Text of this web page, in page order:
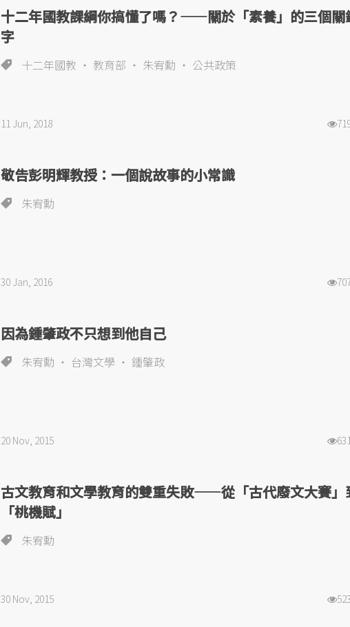
十二年國教課綱你搞懂了嗎？——關於「素養」的三個關
字
十二年國教 教育部 朱宥勳 公共政策
11 Jun, 2018
敬告彭明輝教授：一個說故事的小常識
朱宥勳
30 Jan, 2016
因為鍾肇政不只想到他自己
朱宥勳 台灣文學 鍾肇政
20 Nov, 2015
古文教育和文學教育的雙重失敗——從「古代廢文大賽」
「桃機賦」
朱宥勳
30 Nov, 2015